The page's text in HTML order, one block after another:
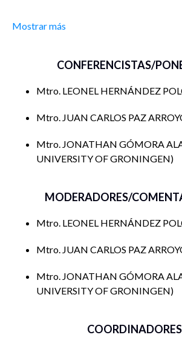
Lugar: Plataforma ZOOM
Descripción del evento: En este panel,
describirán los procesos, los retos y las
metodologías que están aplicando a sus
de investigación y los retos que
distintos frentes disciplinarios,
operacionalizar su objeto de estudio y
internacional.
Universidad de Groninga
Mostrar más
CONFERENCISTAS/
Mtro. LEONEL HERNÁNDEZ
Mtro. JUAN CARLOS PAZ
Mtro. JONATHAN GÓMORA
UNIVERSITY OF GRONINGEN
MODERADORES/
Mtro. LEONEL HERNÁNDEZ
Mtro. JUAN CARLOS PAZ
Mtro. JONATHAN GÓMORA
UNIVERSITY OF GRONINGEN